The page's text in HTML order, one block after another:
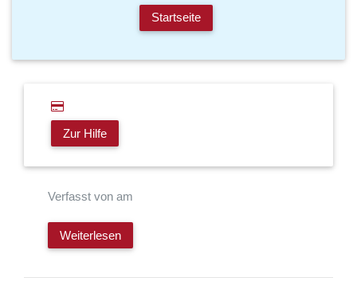
Startseite
Zur Hilfe
Verfasst von am
Weiterlesen